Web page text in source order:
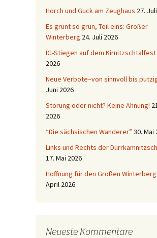
Horch und Guck am Zeughaus 27.
Es grünt so grün, Teil eins: Großer
Winterberg 24. Juli 2026
IG-Stiegen auf dem Kirnitzschtalfest
2026
Neue Verbote–von sinnvoll bis
Juni 2026
Störung oder nicht? Keine Ahnung!
2026
“Die sächsischen Wanderer” 30. Mai
Links und Rechts der
17. Mai 2026
Hoffnung für den Großen Winterberg
April 2026
Neueste Kommentare